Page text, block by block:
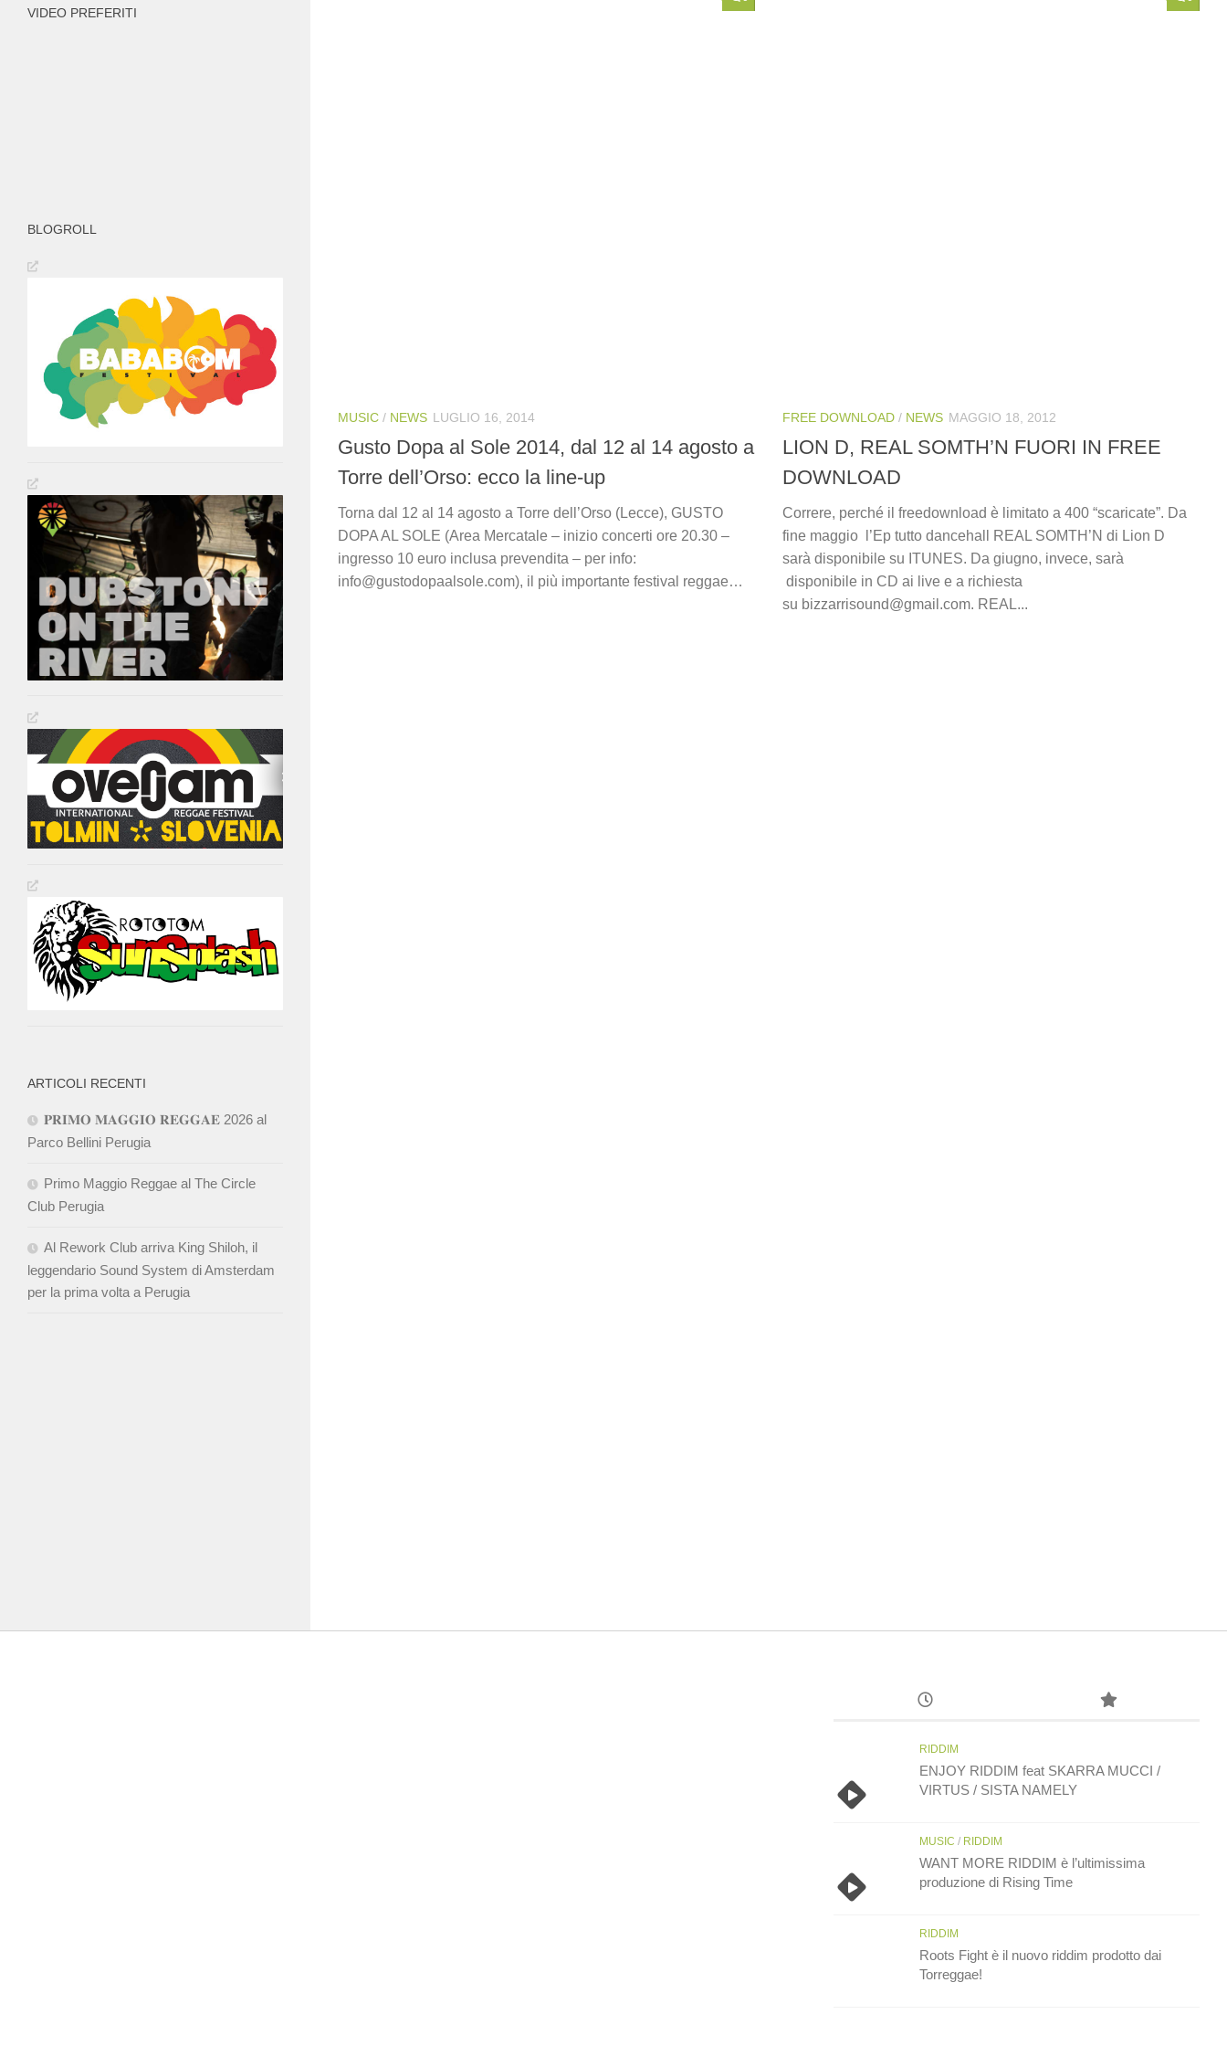
MUSIC / NEWS LUGLIO 16, 2014
Gusto Dopa al Sole 2014, dal 12 al 14 agosto a
Torre dell’Orso: ecco la line-up
Torna dal 12 al 14 agosto a Torre dell’Orso (Lecce), GUSTO
DOPA AL SOLE (Area Mercatale – inizio concerti ore 20.30 –
ingresso 10 euro inclusa prevendita – per info:
info@gustodopaalsole.com), il più importante festival reggae…
FREE DOWNLOAD / NEWS MAGGIO 18, 2012
LION D, REAL SOMTH’N FUORI IN FREE
DOWNLOAD
Correre, perché il freedownload è limitato a 400 “scaricate”. Da
fine maggio l’Ep tutto dancehall REAL SOMTH’N di Lion D
sarà disponibile su ITUNES. Da giugno, invece, sarà
disponibile in CD ai live e a richiesta
su bizzarrisound@gmail.com. REAL...
VIDEO PREFERITI
BLOGROLL
ARTICOLI RECENTI
𝐏𝐑𝐈𝐌𝐎 𝐌𝐀𝐆𝐆𝐈𝐎 𝐑𝐄𝐆𝐆𝐀𝐄 2026 al
Parco Bellini Perugia
Primo Maggio Reggae al The Circle
Club Perugia
Al Rework Club arriva King Shiloh, il
leggendario Sound System di Amsterdam
per la prima volta a Perugia
RIDDIM
ENJOY RIDDIM feat SKARRA MUCCI /
VIRTUS / SISTA NAMELY
MUSIC / RIDDIM
WANT MORE RIDDIM è l’ultimissima
produzione di Rising Time
RIDDIM
Roots Fight è il nuovo riddim prodotto dai
Torreggae!